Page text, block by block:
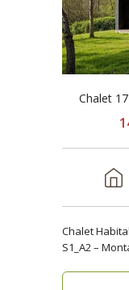
Chalet
Chalet
S1_A2 –